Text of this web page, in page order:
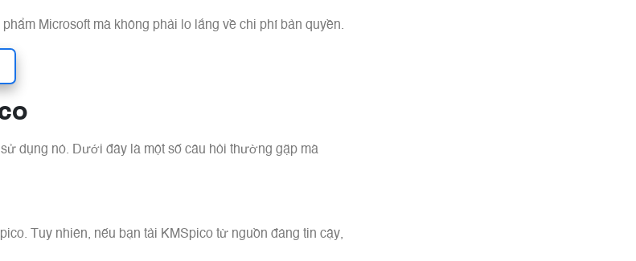
Microsoft mà không phải lo lắng về chi phí bản quyền.
dụng nó. Dưới đây là một số câu hỏi thường gặp mà
Tuy nhiên, nếu bạn tải KMSpico từ nguồn đáng tin cậy,